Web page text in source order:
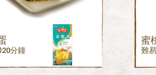
20分鐘
蜜
難